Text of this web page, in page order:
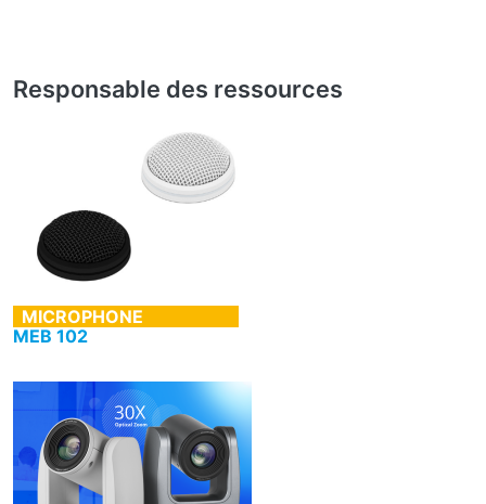
Responsable des ressources
MICROPHONE
MEB 102